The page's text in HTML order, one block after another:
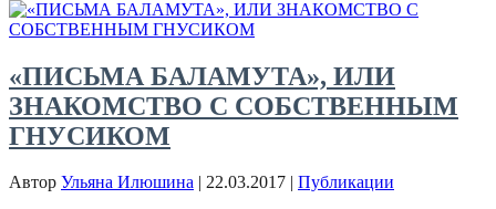
«ПИСЬМА БАЛАМУТА», ИЛИ
ЗНАКОМСТВО С СОБСТВЕННЫМ
ГНУСИКОМ
Автор Ульяна Илюшина | 22.03.2017 | Публикации